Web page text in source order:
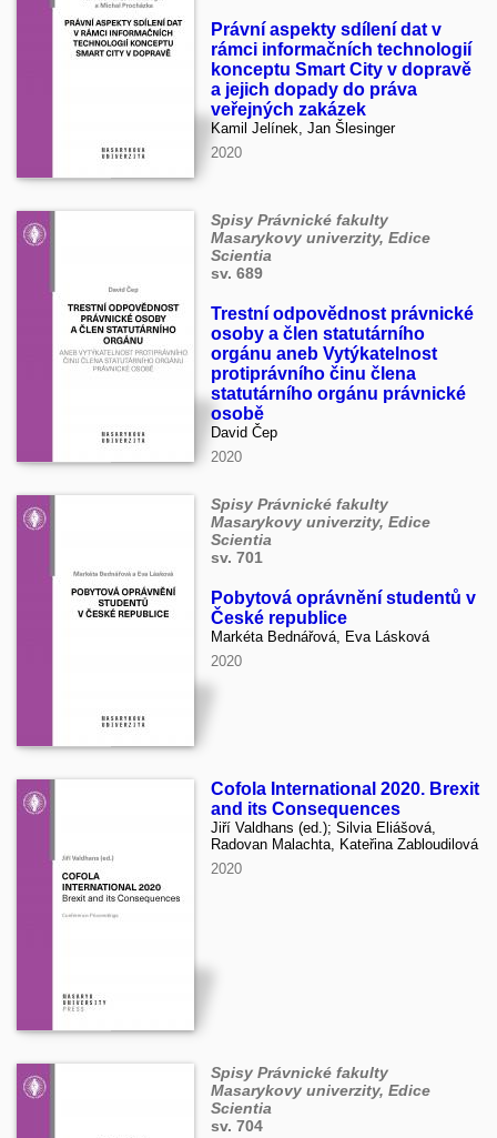
Právní aspekty sdílení dat v
rámci informačních technologií
konceptu Smart City v dopravě
a jejich dopady do práva
veřejných zakázek
Kamil Jelínek, Jan Šlesinger
2020
Spisy Právnické fakulty
Masarykovy univerzity, Edice
Scientia
sv. 689
Trestní odpovědnost právnické
osoby a člen statutárního
orgánu aneb Vytýkatelnost
protiprávního činu člena
statutárního orgánu právnické
osobě
David Čep
2020
Spisy Právnické fakulty
Masarykovy univerzity, Edice
Scientia
sv. 701
Pobytová oprávnění studentů v
České republice
Markéta Bednářová, Eva Lásková
2020
Cofola International 2020. Brexit
and its Consequences
Jiří Valdhans (ed.); Silvia Eliášová,
Radovan Malachta, Kateřina Zabloudilová
2020
Spisy Právnické fakulty
Masarykovy univerzity, Edice
Scientia
sv. 704